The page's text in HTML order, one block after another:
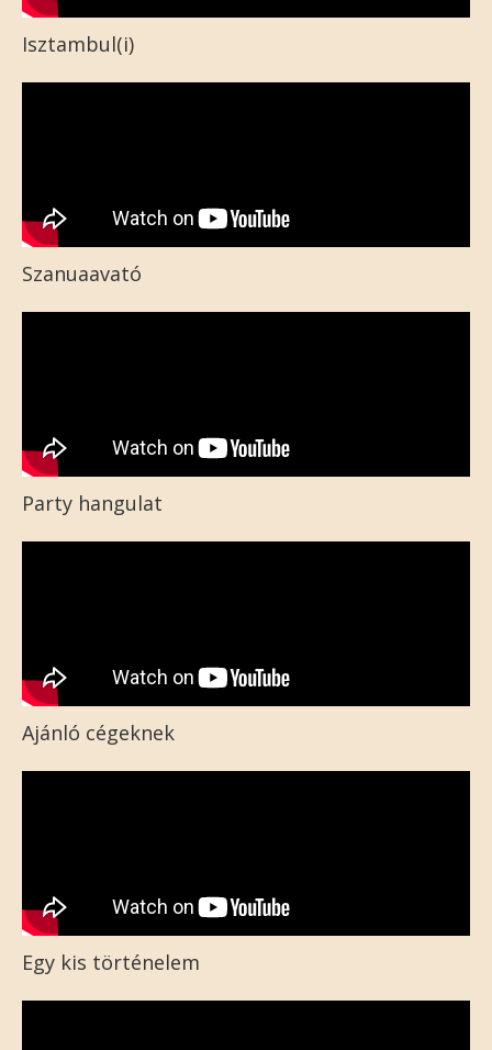
Isztambul(i)
Szanuaavató
Party hangulat
Ajánló cégeknek
Egy kis történelem